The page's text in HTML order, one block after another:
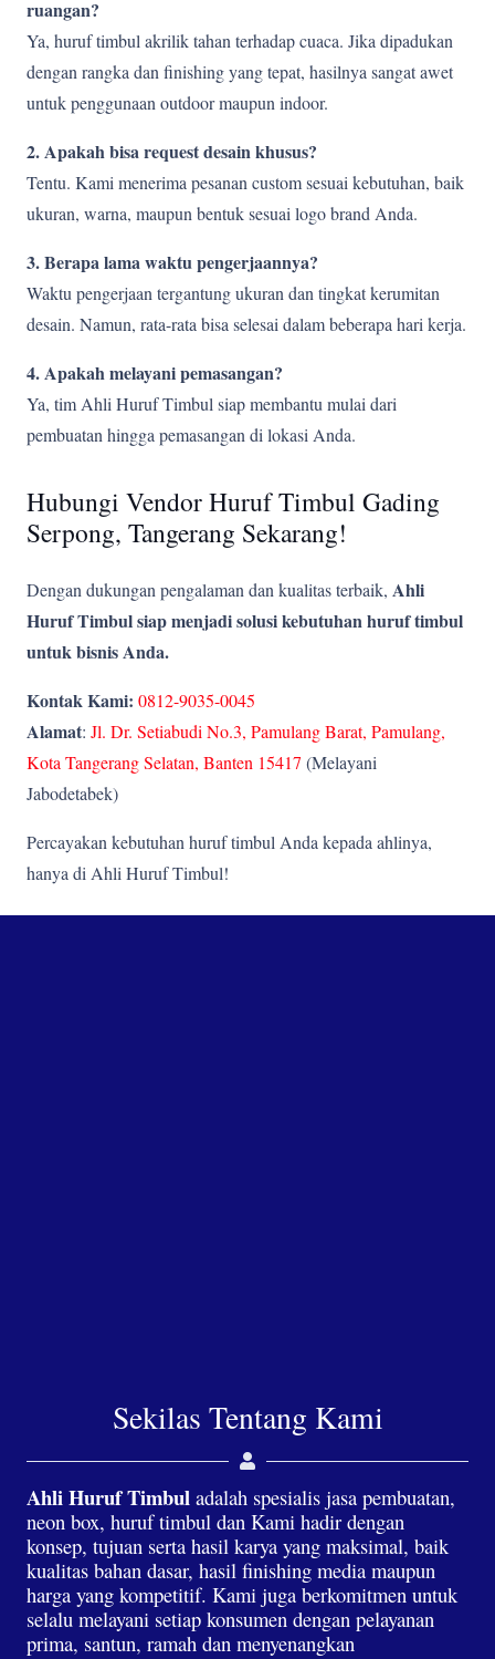
ruangan?
Ya, huruf timbul akrilik tahan terhadap cuaca. Jika dipadukan
dengan rangka dan finishing yang tepat, hasilnya sangat awet
untuk penggunaan outdoor maupun indoor.
2. Apakah bisa request desain khusus?
Tentu. Kami menerima pesanan custom sesuai kebutuhan, baik
ukuran, warna, maupun bentuk sesuai logo brand Anda.
3. Berapa lama waktu pengerjaannya?
Waktu pengerjaan tergantung ukuran dan tingkat kerumitan
desain. Namun, rata-rata bisa selesai dalam beberapa hari kerja.
4. Apakah melayani pemasangan?
Ya, tim Ahli Huruf Timbul siap membantu mulai dari
pembuatan hingga pemasangan di lokasi Anda.
Hubungi Vendor Huruf Timbul Gading
Serpong, Tangerang Sekarang!
Dengan dukungan pengalaman dan kualitas terbaik, Ahli
Huruf Timbul siap menjadi solusi kebutuhan huruf timbul
untuk bisnis Anda.
Kontak Kami: 0812-9035-0045
Alamat: Jl. Dr. Setiabudi No.3, Pamulang Barat, Pamulang,
Kota Tangerang Selatan, Banten 15417 (Melayani
Jabodetabek)
Percayakan kebutuhan huruf timbul Anda kepada ahlinya,
hanya di Ahli Huruf Timbul!
Sekilas Tentang Kami
Ahli Huruf Timbul adalah spesialis jasa pembuatan,
neon box, huruf timbul dan Kami hadir dengan
konsep, tujuan serta hasil karya yang maksimal, baik
kualitas bahan dasar, hasil finishing media maupun
harga yang kompetitif. Kami juga berkomitmen untuk
selalu melayani setiap konsumen dengan pelayanan
prima, santun, ramah dan menyenangkan